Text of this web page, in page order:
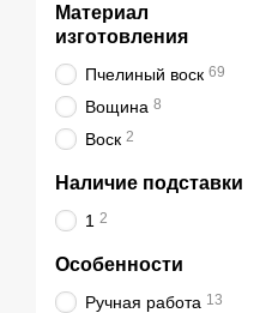
Материал
изготовления
Пчелиный воск 69
Вощина 8
Воск 2
Наличие подставки
1 2
Особенности
Ручная работа 13